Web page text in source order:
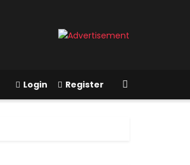
Login Register